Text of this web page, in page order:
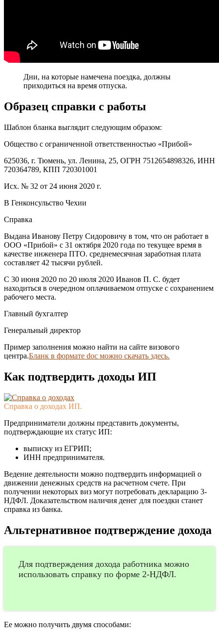
Дни, на которые намечена поездка, должны
приходиться на время отпуска.
Образец справки с работы
Шаблон бланка выглядит следующим образом:
Общество с ограниченной ответственностью «Прибой»
625036, г. Тюмень, ул. Ленина, 25, ОГРН 7512654898326, ИНН
720364789, КПП 720301001
Исх. № 32 от 24 июня 2020 г.
В Генконсульство Чехии
Справка
Выдана Иванову Петру Сидоровичу в том, что он работает в
ООО «Прибой» с 31 октября 2020 года по текущее время в
качестве инженера ПТО. среднемесячная заработная плата
составляет 42 тысячи рублей.
С 30 июня 2020 по 20 июля 2020 Иванов П. С. будет
находиться в очередном оплачиваемом отпуске с сохранением
рабочего места.
Главный бухгалтер
Генеральный директор
Пример заполнения можно найти на сайте визового
центра.Бланк в формате doc можно скачать здесь.
Как подтвердить доходы ИП
Справка о доходах ИП.
Предприниматели должны представить документы,
подтверждающие их статус ИП:
выписку из ЕГРИП;
ИНН предпринимателя.
Ведение деятельности можно подтвердить информацией о
движении денежных средств на расчетном счете. При
получении некоторых виз могут потребовать декларацию 3-
НДФЛ. Доказательством наличия денег для поездки станет
справка из банка.
Альтернативное подтверждение дохода
Для подтверждения дохода работника можно
использовать справку по форме 2-НДФЛ.
Ее можно получить двумя способами: